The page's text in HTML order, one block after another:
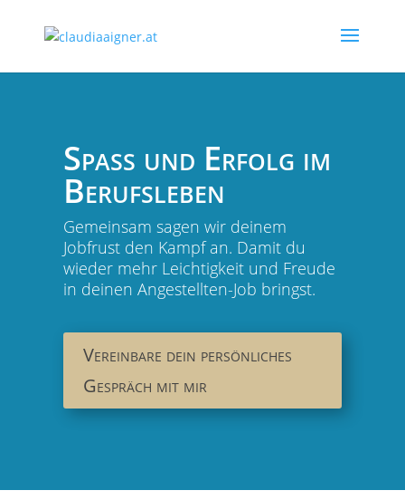
Spaß und Erfolg im
Berufsleben
Gemeinsam sagen wir deinem
Jobfrust den Kampf an. Damit du
wieder mehr Leichtigkeit und Freude
in deinen Angestellten-Job bringst.
Vereinbare dein persönliches
Gespräch mit mir